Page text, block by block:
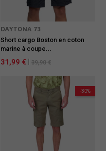
DAYTONA 73
Short cargo Boston en coton
marine à coupe...
31,99 € 39,90 €
-30%